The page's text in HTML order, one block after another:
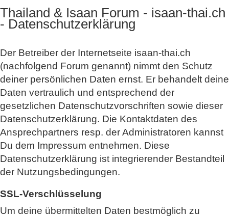
Thailand & Isaan Forum - isaan-thai.ch
- Datenschutzerklärung
Der Betreiber der Internetseite isaan-thai.ch
(nachfolgend Forum genannt) nimmt den Schutz
deiner persönlichen Daten ernst. Er behandelt deine
Daten vertraulich und entsprechend der
gesetzlichen Datenschutzvorschriften sowie dieser
Datenschutzerklärung. Die Kontaktdaten des
Ansprechpartners resp. der Administratoren kannst
Du dem Impressum entnehmen. Diese
Datenschutzerklärung ist integrierender Bestandteil
der Nutzungsbedingungen.
SSL-Verschlüsselung
Um deine übermittelten Daten bestmöglich zu